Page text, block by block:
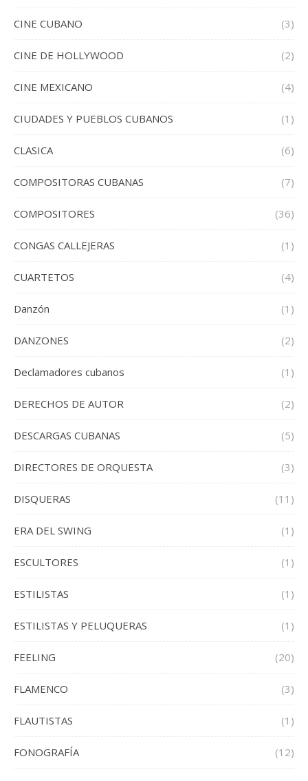
CINE CUBANO (3)
CINE DE HOLLYWOOD (2)
CINE MEXICANO (4)
CIUDADES Y PUEBLOS CUBANOS (1)
CLASICA (6)
COMPOSITORAS CUBANAS (7)
COMPOSITORES (36)
CONGAS CALLEJERAS (1)
CUARTETOS (4)
Danzón (1)
DANZONES (2)
Declamadores cubanos (1)
DERECHOS DE AUTOR (2)
DESCARGAS CUBANAS (5)
DIRECTORES DE ORQUESTA (3)
DISQUERAS (11)
ERA DEL SWING (1)
ESCULTORES (1)
ESTILISTAS (1)
ESTILISTAS Y PELUQUERAS (1)
FEELING (20)
FLAMENCO (3)
FLAUTISTAS (1)
FONOGRAFÍA (12)